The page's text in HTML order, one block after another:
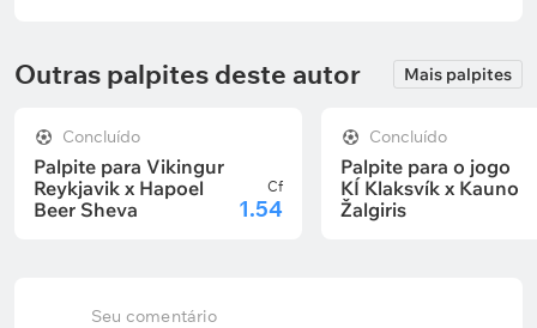
Outras palpites deste autor Mais palpites
Concluído
Palpite para Vikingur
Reykjavik x Hapoel
Beer Sheva
Cf
1.54
Concluído
Palpite para o jogo
KÍ Klaksvík x Kauno
Žalgiris
Seu comentário